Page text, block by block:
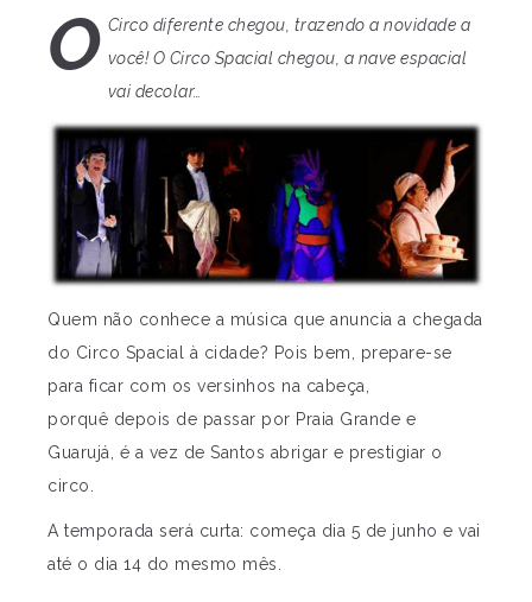
O Circo diferente chegou, trazendo a novidade a
você! O Circo Spacial chegou, a nave espacial
vai decolar…
Quem não conhece a música que anuncia a chegada
do Circo Spacial à cidade? Pois bem, prepare-se
para ficar com os versinhos na cabeça,
porquê depois de passar por Praia Grande e
Guarujá, é a vez de Santos abrigar e prestigiar o
circo.
A temporada será curta: começa dia 5 de junho e vai
até o dia 14 do mesmo mês.